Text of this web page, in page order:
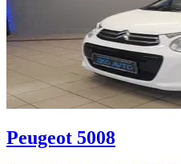
Peugeot 5008